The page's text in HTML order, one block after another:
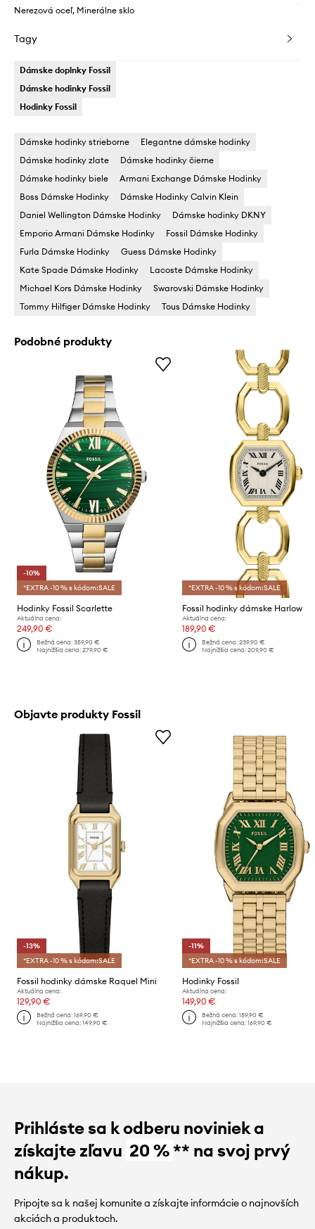
Nerezová oceľ, Minerálne sklo
Tagy
Dámske doplnky Fossil
Dámske hodinky Fossil
Hodinky Fossil
Dámske hodinky strieborne
Elegantne dámske hodinky
Dámske hodinky zlate
Dámske hodinky čierne
Dámske hodinky biele
Armani Exchange Dámske Hodinky
Boss Dámske Hodinky
Dámske Hodinky Calvin Klein
Daniel Wellington Dámske Hodinky
Dámske hodinky DKNY
Emporio Armani Dámske Hodinky
Fossil Dámske Hodinky
Furla Dámske Hodinky
Guess Dámske Hodinky
Kate Spade Dámske Hodinky
Lacoste Dámske Hodinky
Michael Kors Dámske Hodinky
Swarovski Dámske Hodinky
Tommy Hilfiger Dámske Hodinky
Tous Dámske Hodinky
Podobné produkty
-10%
*EXTRA -10 % s kódom:SALE
Hodinky Fossil Scarlette
Aktuálna cena:
249,90 €
Bežná cena:359,90 €
Najnižšia cena:279,90 €
*EXTRA -10 % s kódom:SALE
Fossil hodinky dámske Harlow
Aktuálna cena:
189,90 €
Bežná cena: 239,90 €
Najnižšia cena: 209,90 €
Objavte produkty Fossil
-13%
*EXTRA -10 % s kódom:SALE
Fossil hodinky dámske Raquel Mini
Aktuálna cena:
129,90 €
Bežná cena:169,90 €
Najnižšia cena:149,90 €
-11%
*EXTRA -10 % s kódom:SALE
Hodinky Fossil
Aktuálna cena:
149,90 €
Bežná cena: 189,90 €
Najnižšia cena: 169,90 €
Prihláste sa k odberu noviniek a
získajte zľavu 20 %** na svoj prvý
nákup.
Pripojte sa k našej komunite a získajte informácie o najnovších
akciách a produktoch.